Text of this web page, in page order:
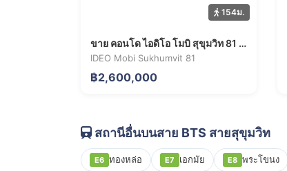
154ม.
ขาย คอนโด ไอดิโอ โมบิ สุขุมวิท 81 ใช้ชีวิตเมืองอย่างลงตัว ติด BTS
IDEO Mobi Sukhumvit 81
฿2,600,000
สถานีอื่นบนสาย BTS สายสุขุมวิท
E6 ทองหล่อ E7 เอกมัย E8 พระโขนง